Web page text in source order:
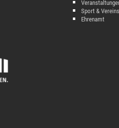
Sport &
Ehrenamt